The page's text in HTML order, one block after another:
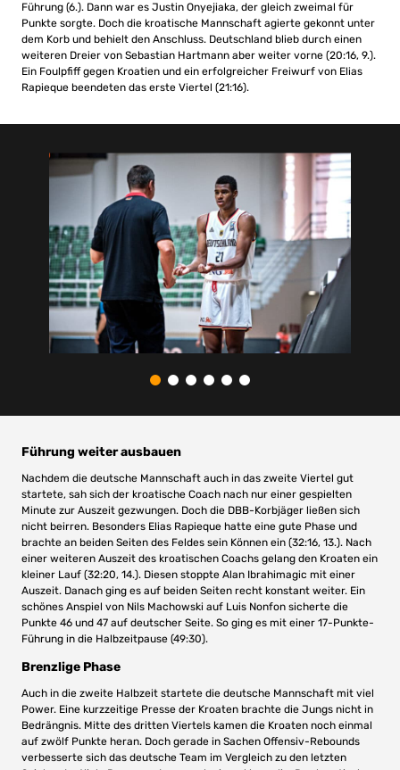
Führung (6.). Dann war es Justin Onyejiaka, der gleich zweimal für
Punkte sorgte. Doch die kroatische Mannschaft agierte gekonnt unter
dem Korb und behielt den Anschluss. Deutschland blieb durch einen
weiteren Dreier von Sebastian Hartmann aber weiter vorne (20:16, 9.).
Ein Foulpfiff gegen Kroatien und ein erfolgreicher Freiwurf von Elias
Rapieque beendeten das erste Viertel (21:16).
Führung weiter ausbauen
Nachdem die deutsche Mannschaft auch in das zweite Viertel gut
startete, sah sich der kroatische Coach nach nur einer gespielten
Minute zur Auszeit gezwungen. Doch die DBB-Korbjäger ließen sich
nicht beirren. Besonders Elias Rapieque hatte eine gute Phase und
brachte an beiden Seiten des Feldes sein Können ein (32:16, 13.). Nach
einer weiteren Auszeit des kroatischen Coachs gelang den Kroaten ein
kleiner Lauf (32:20, 14.). Diesen stoppte Alan Ibrahimagic mit einer
Auszeit. Danach ging es auf beiden Seiten recht konstant weiter. Ein
schönes Anspiel von Nils Machowski auf Luis Nonfon sicherte die
Punkte 46 und 47 auf deutscher Seite. So ging es mit einer 17-Punkte-
Führung in die Halbzeitpause (49:30).
Brenzlige Phase
Auch in die zweite Halbzeit startete die deutsche Mannschaft mit viel
Power. Eine kurzzeitige Presse der Kroaten brachte die Jungs nicht in
Bedrängnis. Mitte des dritten Viertels kamen die Kroaten noch einmal
auf zwölf Punkte heran. Doch gerade in Sachen Offensiv-Rebounds
verbesserte sich das deutsche Team im Vergleich zu den letzten